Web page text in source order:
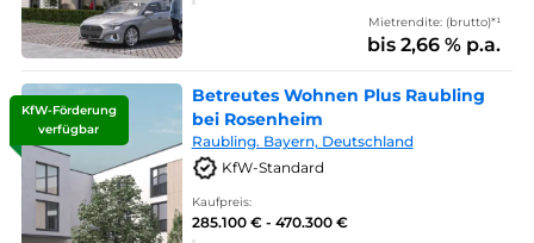
Mietrendite: (brutto)*¹
bis 2,66 % p.a.
KfW-Förderung
verfügbar
Betreutes Wohnen Plus Raubling
bei Rosenheim
Raubling. Bayern, Deutschland
KfW-Standard
Kaufpreis:
285.100 € - 470.300 €